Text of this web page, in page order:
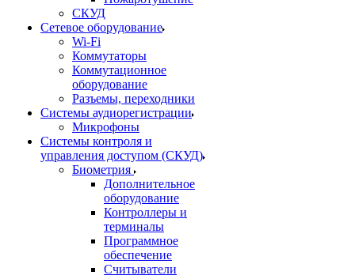
СКУД
Сетевое оборудование
Wi-Fi
Коммутаторы
Коммутационное
оборудование
Разъемы, переходники
Системы аудиорегистрации
Микрофоны
Системы контроля и
управления доступом (СКУД)
Биометрия
Дополнительное
оборудование
Контроллеры и
терминалы
Программное
обеспечение
Считыватели